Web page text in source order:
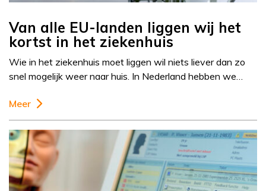
Van alle EU-landen liggen wij het
kortst in het ziekenhuis
Wie in het ziekenhuis moet liggen wil niets liever dan zo
snel mogelijk weer naar huis. In Nederland hebben we…
Meer